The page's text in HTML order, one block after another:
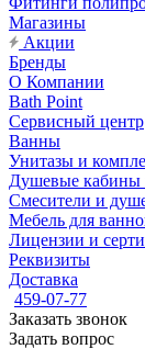
Магазины
Акции
Бренды
О Компании
Bath Point
Сервисный центр
Ванны
Унитазы и
Душевые кабины
Смесители и
Мебель для
Лицензии и
Реквизиты
Доставка
459-07-77
Заказать звонок
Задать вопрос